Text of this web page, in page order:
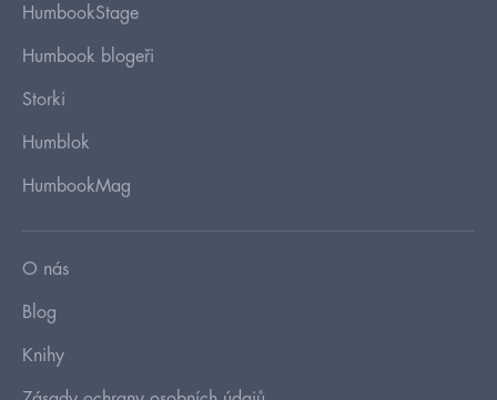
HumbookStage
Humbook blogeři
Storki
Humblok
HumbookMag
O nás
Blog
Knihy